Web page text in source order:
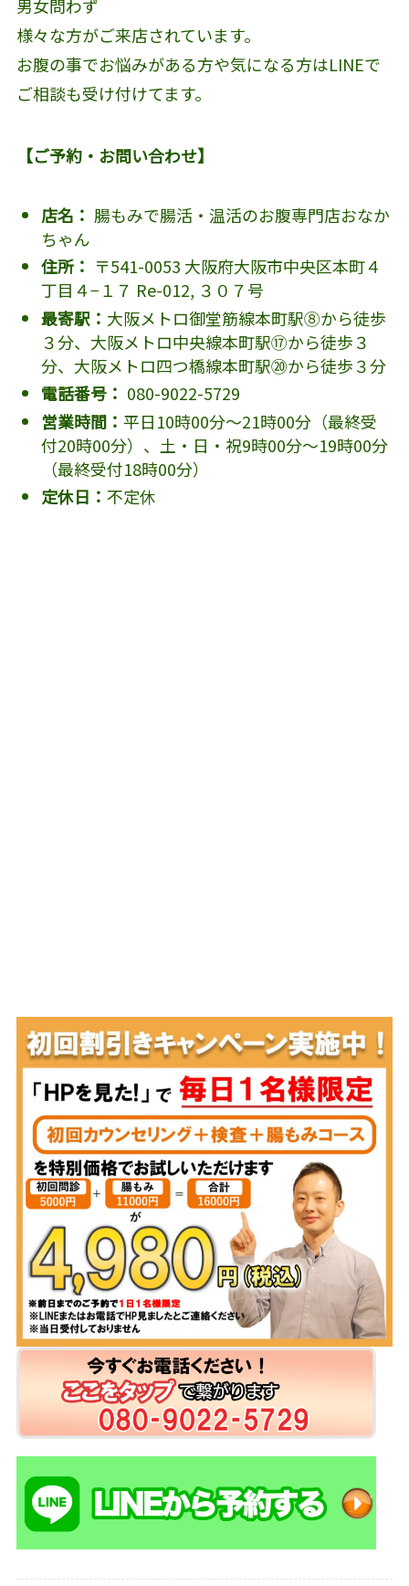
男女問わず
様々な方がご来店されています。
お腹の事でお悩みがある方や気になる方はLINEで
ご相談も受け付けてます。
【ご予約・お問い合わせ】
店名： 腸もみで腸活・温活のお腹専門店おなか
ちゃん
住所： 〒541-0053 大阪府大阪市中央区本町４
丁目４−１７ Re-012, ３０７号
最寄駅： 大阪メトロ御堂筋線本町駅⑧から徒歩
３分、大阪メトロ中央線本町駅⑰から徒歩３
分、大阪メトロ四つ橋線本町駅⑳から徒歩３分
電話番号： 080-9022-5729
営業時間： 平日10時00分～21時00分（最終受
付20時00分）、土・日・祝9時00分～19時00分
（最終受付18時00分）
定休日： 不定休